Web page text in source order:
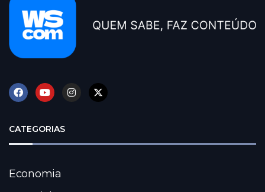
CATEGORIAS
Economia